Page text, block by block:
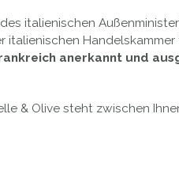
italienischen
Handelskammer
anerkannt und
& Olive steht zwischen